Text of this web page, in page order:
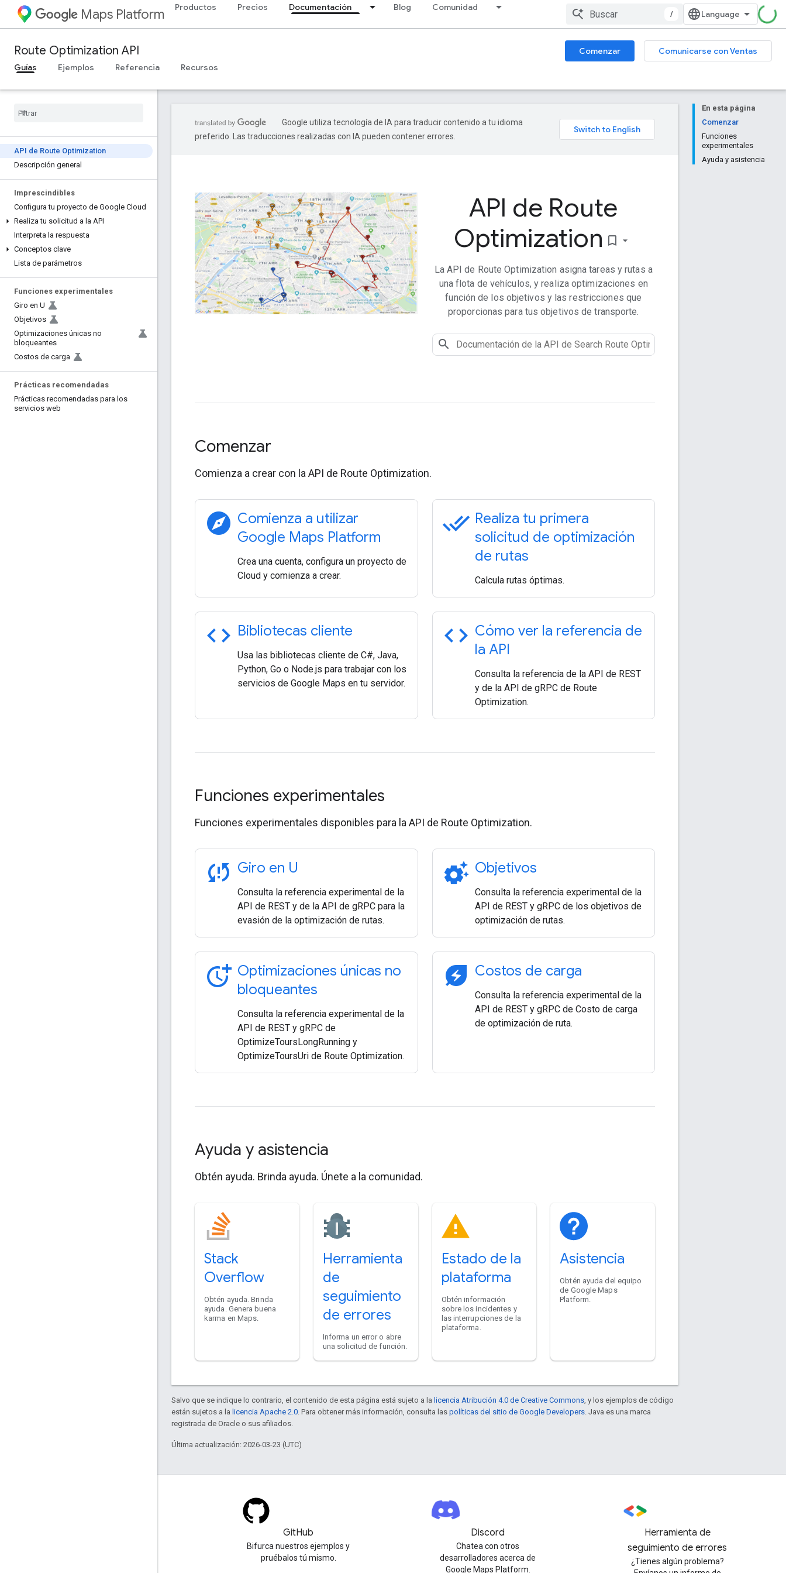
Maps Platform Productos Precios Documentación Blog Comunidad
/
Route Optimization API Comenzar
Comunicarse con Ventas
Guías
Ejemplos Referencia Recursos
API de Route Optimization
Descripción general
Imprescindibles
Configura tu proyecto de Google Cloud
Realiza tu solicitud a la API
Interpreta la respuesta
Conceptos clave
Lista de parámetros
Funciones experimentales
Giro en U
Objetivos
Optimizaciones únicas no
bloqueantes
Costos de carga
Prácticas recomendadas
Prácticas recomendadas para los
servicios web
En esta página
Comenzar
Funciones
experimentales
Ayuda y asistencia
Google utiliza tecnología de IA para traducir contenido a tu idioma
preferido. Las traducciones realizadas con IA pueden contener errores.
API de Route
Optimization bookmark_border
La API de Route Optimization asigna tareas y rutas a
una flota de vehículos, y realiza optimizaciones en
función de los objetivos y las restricciones que
proporcionas para tus objetivos de transporte.
Comenzar
Comienza a crear con la API de Route Optimization.
explore Comienza a utilizar
Google Maps Platform
Crea una cuenta, configura un proyecto de
Cloud y comienza a crear.
done_all Realiza tu primera
solicitud de optimización
de rutas
Calcula rutas óptimas.
code Bibliotecas cliente
Usa las bibliotecas cliente de C#, Java,
Python, Go o Node.js para trabajar con los
servicios de Google Maps en tu servidor.
code Cómo ver la referencia de
la API
Consulta la referencia de la API de REST
y de la API de gRPC de Route
Optimization.
Funciones experimentales
Funciones experimentales disponibles para la API de Route Optimization.
sync_problem Giro en U
Consulta la referencia experimental de la
API de REST y de la API de gRPC para la
evasión de la optimización de rutas.
settings_suggest Objetivos
Consulta la referencia experimental de la
API de REST y gRPC de los objetivos de
optimización de rutas.
more_time Optimizaciones únicas no
bloqueantes
Consulta la referencia experimental de la
API de REST y gRPC de
OptimizeToursLongRunning y
OptimizeToursUri de Route Optimization.
energy_savings_leaf Costos de carga
Consulta la referencia experimental de la
API de REST y gRPC de Costo de carga
de optimización de ruta.
Ayuda y asistencia
Obtén ayuda. Brinda ayuda. Únete a la comunidad.
Stack
Overflow
Obtén ayuda. Brinda
ayuda. Genera buena
karma en Maps.
Herramienta
de
seguimiento
de errores
Informa un error o abre
una solicitud de función.
Estado de la
plataforma
Obtén información
sobre los incidentes y
las interrupciones de la
plataforma.
Asistencia
Obtén ayuda del equipo
de Google Maps
Platform.
Salvo que se indique lo contrario, el contenido de esta página está sujeto a la licencia Atribución 4.0 de Creative Commons, y los ejemplos de código
están sujetos a la licencia Apache 2.0. Para obtener más información, consulta las políticas del sitio de Google Developers. Java es una marca
registrada de Oracle o sus afiliados.
Última actualización: 2026-03-23 (UTC)
GitHub
Bifurca nuestros ejemplos y
pruébalos tú mismo.
Discord
Chatea con otros
desarrolladores acerca de
Google Maps Platform.
Herramienta de
seguimiento de errores
¿Tienes algún problema?